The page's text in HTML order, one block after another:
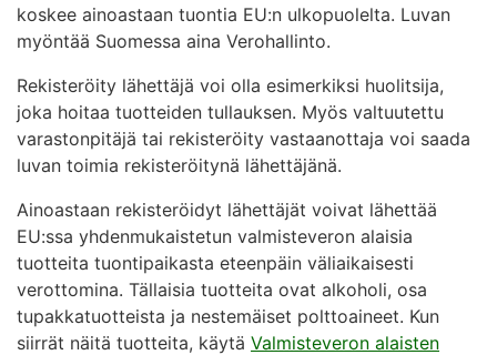
koskee ainoastaan tuontia EU:n ulkopuolelta. Luvan
myöntää Suomessa aina Verohallinto.
Rekisteröity lähettäjä voi olla esimerkiksi huolitsija,
joka hoitaa tuotteiden tullauksen. Myös valtuutettu
varastonpitäjä tai rekisteröity vastaanottaja voi saada
luvan toimia rekisteröitynä lähettäjänä.
Ainoastaan rekisteröidyt lähettäjät voivat lähettää
EU:ssa yhdenmukaistetun valmisteveron alaisia
tuotteita tuontipaikasta eteenpäin väliaikaisesti
verottomina. Tällaisia tuotteita ovat alkoholi, osa
tupakkatuotteista ja nestemäiset polttoaineet. Kun
siirrät näitä tuotteita, käytä Valmisteveron alaisten